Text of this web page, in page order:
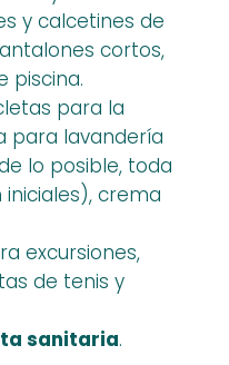
y calcetines de
cortos,
piscina.
para la
para lavandería
lo posible, toda
crema
excursiones,
de tenis y
sanitaria.